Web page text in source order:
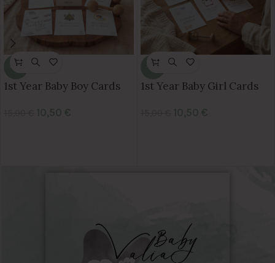
-30%
1st Year Baby Boy Cards
-30%
1st Year Baby Girl Cards